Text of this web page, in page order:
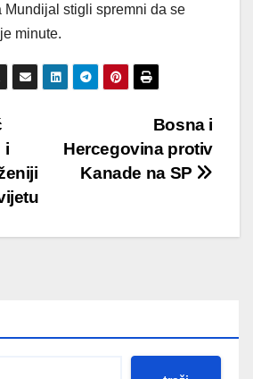
Mundijal stigli spremni da se
minute.
Bosna i
Hercegovina protiv
Kanade na SP
i